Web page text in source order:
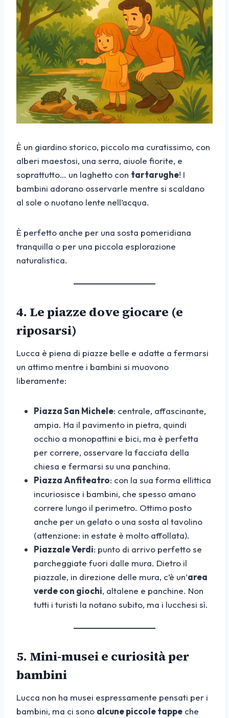
È un giardino storico, piccolo ma curatissimo, con
alberi maestosi, una serra, aiuole fiorite, e
soprattutto… un laghetto con tartarughe! I
bambini adorano osservarle mentre si scaldano
al sole o nuotano lente nell’acqua.
È perfetto anche per una sosta pomeridiana
tranquilla o per una piccola esplorazione
naturalistica.
4. Le piazze dove giocare (e
riposarsi)
Lucca è piena di piazze belle e adatte a fermarsi
un attimo mentre i bambini si muovono
liberamente:
Piazza San Michele: centrale, affascinante,
ampia. Ha il pavimento in pietra, quindi
occhio a monopattini e bici, ma è perfetta
per correre, osservare la facciata della
chiesa e fermarsi su una panchina.
Piazza Anfiteatro: con la sua forma ellittica
incuriosisce i bambini, che spesso amano
correre lungo il perimetro. Ottimo posto
anche per un gelato o una sosta al tavolino
(attenzione: in estate è molto affollata).
Piazzale Verdi: punto di arrivo perfetto se
parcheggiate fuori dalle mura. Dietro il
piazzale, in direzione delle mura, c’è un’area
verde con giochi, altalene e panchine. Non
tutti i turisti la notano subito, ma i lucchesi sì.
5. Mini-musei e curiosità per
bambini
Lucca non ha musei espressamente pensati per i
bambini, ma ci sono alcune piccole tappe che